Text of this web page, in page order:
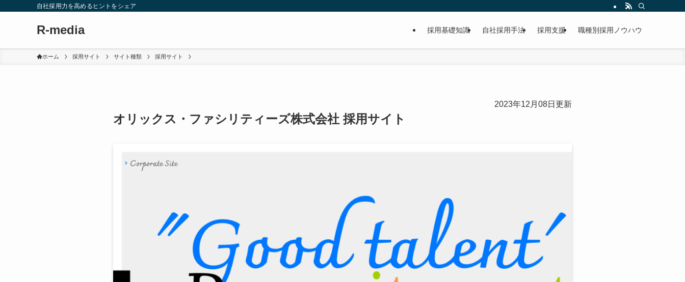
自社採用力を高めるヒントをシェア
R-media 採用基礎知識 自社採用手法 採用支援 職種別採用ノウハウ
ホーム 採用サイト サイト種類 採用サイト
2023年12月08日更新
オリックス・ファシリティーズ株式会社 採用サイト